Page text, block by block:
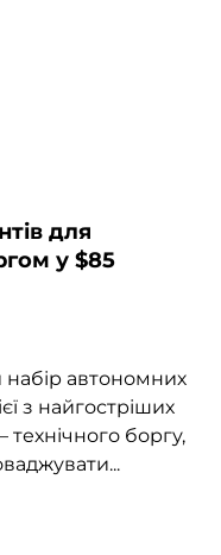
для
у $85
автономних
з найгостріших
боргу,